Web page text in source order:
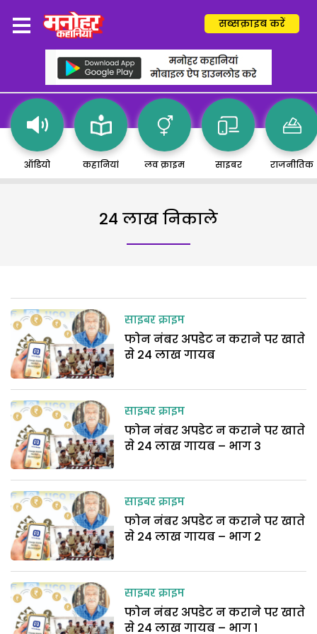
सब्सक्राइब करें
ऑडियो कहानियां लव क्राइम साइबर राजनीतिक
24 लाख निकाले
साइबर क्राइम
फोन नंबर अपडेट न कराने पर खाते
से 24 लाख गायब
साइबर क्राइम
फोन नंबर अपडेट न कराने पर खाते
से 24 लाख गायब – भाग 3
साइबर क्राइम
फोन नंबर अपडेट न कराने पर खाते
से 24 लाख गायब – भाग 2
साइबर क्राइम
फोन नंबर अपडेट न कराने पर खाते
से 24 लाख गायब – भाग 1